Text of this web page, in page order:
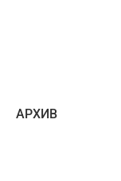
AРХИВ